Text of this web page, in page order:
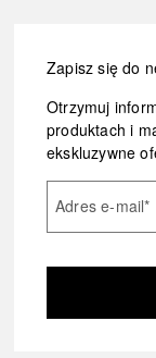
Zapisz się do
Otrzymuj
produktach i
ekskluzywne
Adres e-mail*